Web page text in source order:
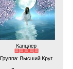
Канцлер
Группа: Высший Круг